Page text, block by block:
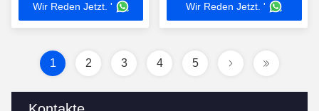
Lichter unterbringen
Wir Reden Jetzt. ' Wir Reden Jetzt. '
1 2 3 4 5